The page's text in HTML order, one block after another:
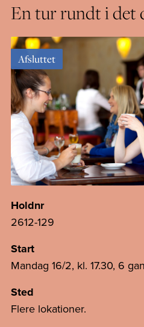
En tur rundt i det
Afsluttet
Holdnr
2612-129
Start
Mandag 16/2, kl. 17.30, 6
Sted
Flere lokationer.